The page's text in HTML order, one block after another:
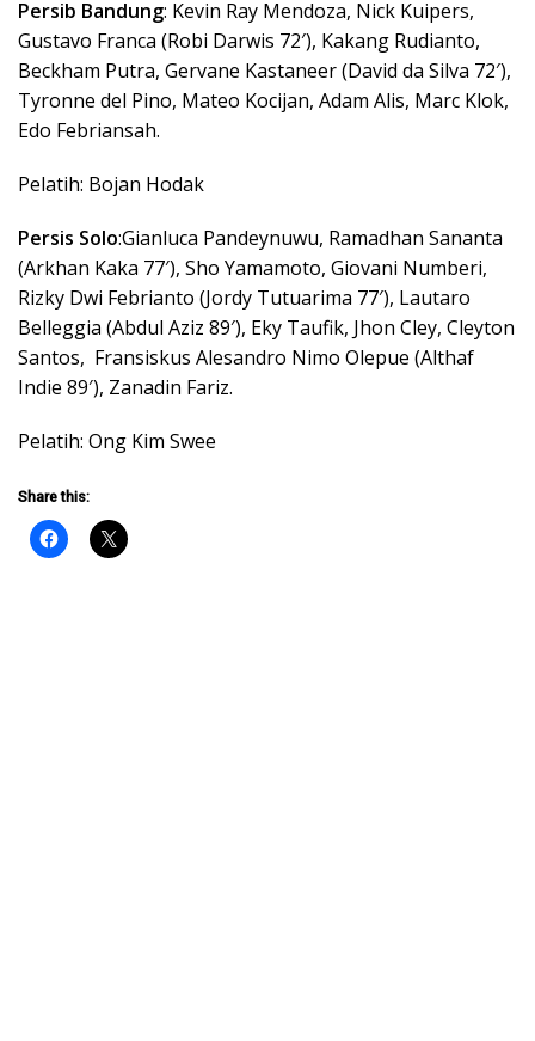
Persib Bandung: Kevin Ray Mendoza, Nick Kuipers,
Gustavo Franca (Robi Darwis 72′), Kakang Rudianto,
Beckham Putra, Gervane Kastaneer (David da Silva 72′),
Tyronne del Pino, Mateo Kocijan, Adam Alis, Marc Klok,
Edo Febriansah.
Pelatih: Bojan Hodak
Persis Solo:Gianluca Pandeynuwu, Ramadhan Sananta
(Arkhan Kaka 77′), Sho Yamamoto, Giovani Numberi,
Rizky Dwi Febrianto (Jordy Tutuarima 77′), Lautaro
Belleggia (Abdul Aziz 89′), Eky Taufik, Jhon Cley, Cleyton
Santos, Fransiskus Alesandro Nimo Olepue (Althaf
Indie 89′), Zanadin Fariz.
Pelatih: Ong Kim Swee
Share this: